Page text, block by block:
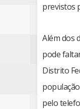
previstos
Além dos
pode
Distrito
pelo